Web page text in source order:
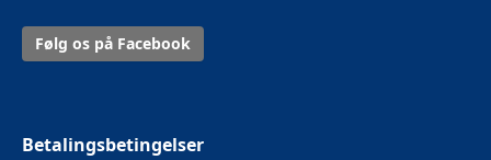
Følg os på Facebook
Betalingsbetingelser